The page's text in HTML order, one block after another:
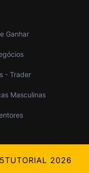
Ganhar
- Trader
Masculinas
2026